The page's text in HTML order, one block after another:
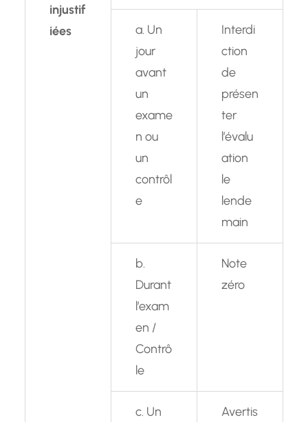
injustif
iées
a. Un
jour
avant
un
exame
n ou
un
contrôl
e
Interdi
ction
de
présen
ter
l’évalu
ation
le
lende
main
b.
Durant
l’exam
en /
Contrô
le
Note
zéro
c. Un
Avertis